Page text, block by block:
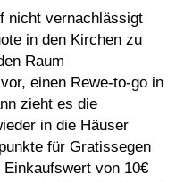
nicht vernachlässigt
in den Kirchen zu
Raum
einen Rewe-to-go in
zieht es die
in die Häuser
für Gratissegen
von 10€